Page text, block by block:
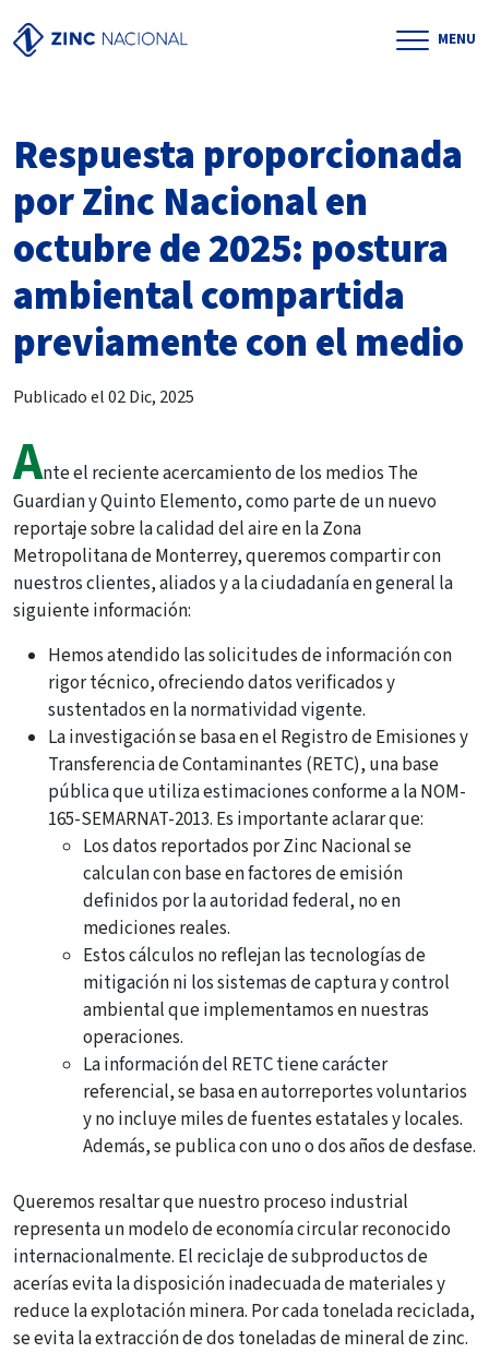
MENU
Respuesta proporcionada
por Zinc Nacional en
octubre de 2025: postura
ambiental compartida
previamente con el medio
Publicado el 02 Dic, 2025
Ante el reciente acercamiento de los medios The
Guardian y Quinto Elemento, como parte de un nuevo
reportaje sobre la calidad del aire en la Zona
Metropolitana de Monterrey, queremos compartir con
nuestros clientes, aliados y a la ciudadanía en general la
siguiente información:
Hemos atendido las solicitudes de información con
rigor técnico, ofreciendo datos verificados y
sustentados en la normatividad vigente.
La investigación se basa en el Registro de Emisiones y
Transferencia de Contaminantes (RETC), una base
pública que utiliza estimaciones conforme a la NOM-
165-SEMARNAT-2013. Es importante aclarar que:
Los datos reportados por Zinc Nacional se
calculan con base en factores de emisión
definidos por la autoridad federal, no en
mediciones reales.
Estos cálculos no reflejan las tecnologías de
mitigación ni los sistemas de captura y control
ambiental que implementamos en nuestras
operaciones.
La información del RETC tiene carácter
referencial, se basa en autorreportes voluntarios
y no incluye miles de fuentes estatales y locales.
Además, se publica con uno o dos años de desfase.
Queremos resaltar que nuestro proceso industrial
representa un modelo de economía circular reconocido
internacionalmente. El reciclaje de subproductos de
acerías evita la disposición inadecuada de materiales y
reduce la explotación minera. Por cada tonelada reciclada,
se evita la extracción de dos toneladas de mineral de zinc.